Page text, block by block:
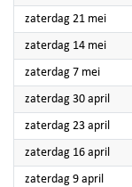
zaterdag 21 mei2022
zaterdag 14 mei2022
zaterdag 7 mei2022
zaterdag 30 april
zaterdag 23 april
zaterdag 16 april
zaterdag 9 april